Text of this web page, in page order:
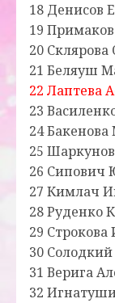
18 Денисов
19
20
21 Беляуш
22 Лаптева
23
24
25
26 Сипович
27 Кимлач
28 Руденко
29
30
31 Верига
32